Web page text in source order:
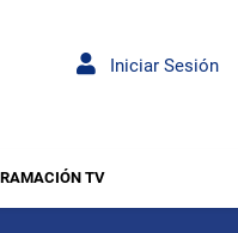
Iniciar Sesión
TV